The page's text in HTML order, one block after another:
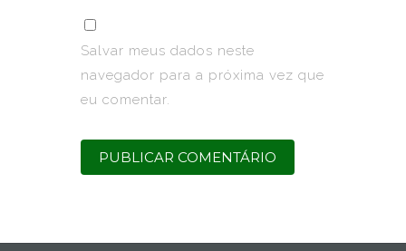
Salvar meus dados neste
navegador para a próxima vez que
eu comentar.